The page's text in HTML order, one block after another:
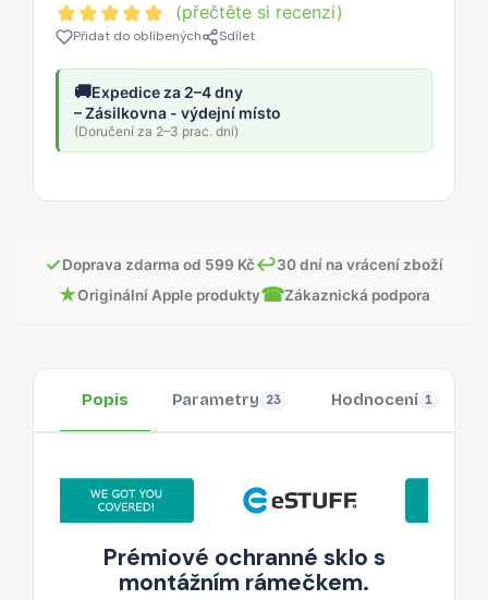
(přečtěte si recenzi)
Přidat do oblíbených Sdílet
🚚Expedice za 2–4 dny
– Zásilkovna - výdejní místo
(Doručení za 2–3 prac. dní)
✓Doprava zdarma od 599 Kč↩30 dní na vrácení zboží
★Originální Apple produkty☎Zákaznická podpora
Popis Parametry 23 Hodnocení 1
Prémiové ochranné sklo s
montážním rámečkem.